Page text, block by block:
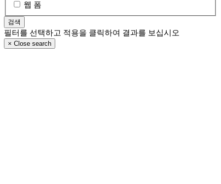
웹 폼
필터를 선택하고 적용을 클릭하여 결과를 보십시오
× Close search